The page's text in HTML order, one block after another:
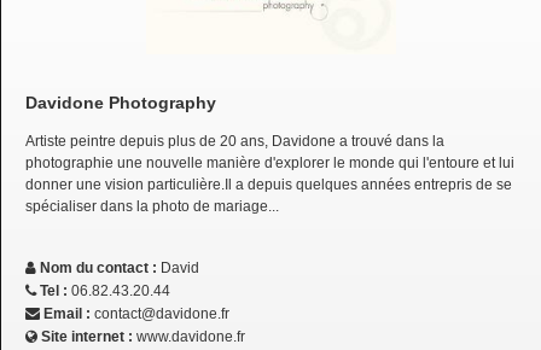
Davidone Photography
Artiste peintre depuis plus de 20 ans, Davidone a trouvé dans la
photographie une nouvelle manière d'explorer le monde qui l'entoure et lui
donner une vision particulière.Il a depuis quelques années entrepris de se
spécialiser dans la photo de mariage...
Nom du contact : David
Tel : 06.82.43.20.44
Email : contact@davidone.fr
Site internet : www.davidone.fr